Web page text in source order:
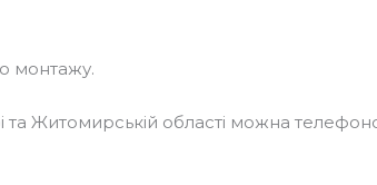
монтажу.
Житомирській області можна